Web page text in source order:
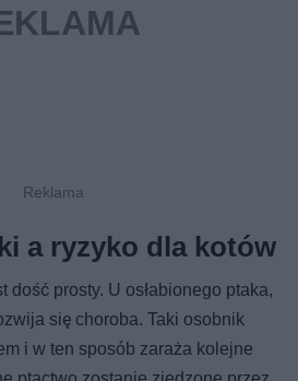
a ryzyko dla kotów
dość prosty. U osłabionego ptaka,
się choroba. Taki osobnik
i w ten sposób zaraża kolejne